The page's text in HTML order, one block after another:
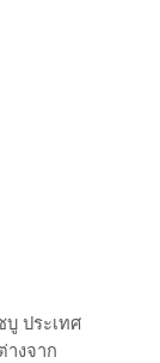
บู ประเทศ
างจาก